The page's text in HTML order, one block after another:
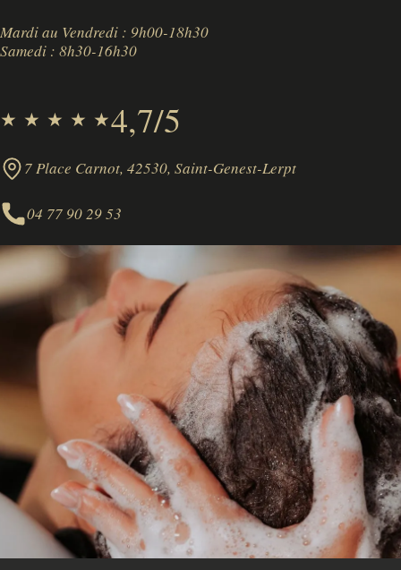
Mardi au Vendredi : 9h00-18h30
Samedi : 8h30-16h30
★ ★ ★ ★ ★4,7/5
7 Place Carnot, 42530, Saint-Genest-Lerpt
04 77 90 29 53